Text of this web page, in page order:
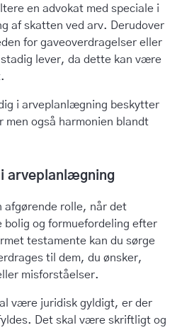
en advokat med speciale i
af skatten ved arv. Derudover
for gaveoverdragelser eller
lever, da dette kan være
i arveplanlægning beskytter
men også harmonien blandt
i arveplanlægning
afgørende rolle, når det
bolig og formuefordeling efter
testamente kan du sørge
til dem, du ønsker,
misforståelser.
være juridisk gyldigt, er der
Det skal være skriftligt og